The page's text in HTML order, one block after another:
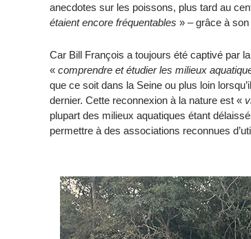
anecdotes sur les poissons, plus tard au
étaient encore fréquentables » –grâce à son
Car Bill François a toujours été captivé par
« comprendre et étudier les milieux
que ce soit dans la Seine ou plus loin
dernier. Cette reconnexion à la nature est «
plupart des milieux aquatiques étant
permettre à des associations reconnues